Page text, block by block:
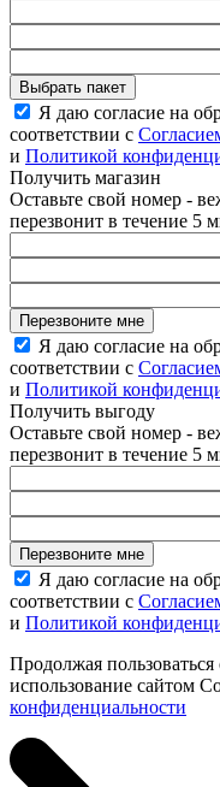
Выбрать пакет
Я даю согласие на
соответствии с
и Политикой
Получить магазин
Оставьте свой номер -
перезвонит в течение 5
Перезвоните мне
Я даю согласие на
соответствии с
и Политикой
Получить выгоду
Оставьте свой номер -
перезвонит в течение 5
Перезвоните мне
Я даю согласие на
соответствии с
и Политикой
Продолжая
использование сайтом
конфиденциальности